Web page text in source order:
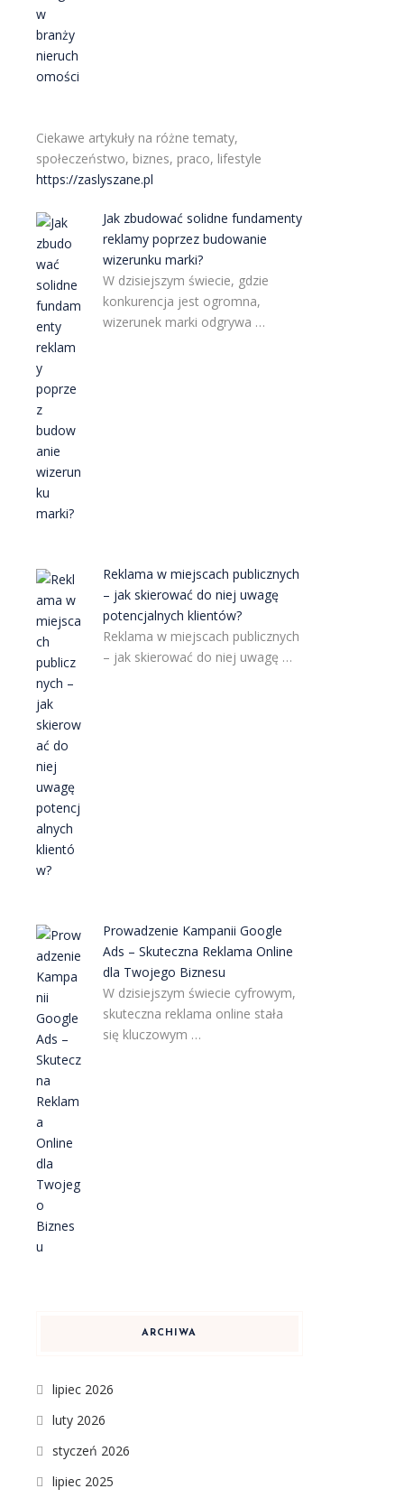
Ciekawe artykuły na różne tematy,
społeczeństwo, biznes, praco, lifestyle
https://zaslyszane.pl
Jak zbudować solidne fundamenty
reklamy poprzez budowanie
wizerunku marki?
W dzisiejszym świecie, gdzie
konkurencja jest ogromna,
wizerunek marki odgrywa …
Reklama w miejscach publicznych
– jak skierować do niej uwagę
potencjalnych klientów?
Reklama w miejscach publicznych
– jak skierować do niej uwagę …
Prowadzenie Kampanii Google
Ads – Skuteczna Reklama Online
dla Twojego Biznesu
W dzisiejszym świecie cyfrowym,
skuteczna reklama online stała
się kluczowym …
ARCHIWA
lipiec 2026
luty 2026
styczeń 2026
lipiec 2025